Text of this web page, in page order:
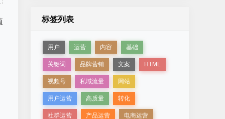
标签列表
用户 运营 内容 基础
关键词 品牌营销 文案 HTML
视频号 私域流量 网站
用户运营 高质量 转化
社群运营 产品运营 电商运营